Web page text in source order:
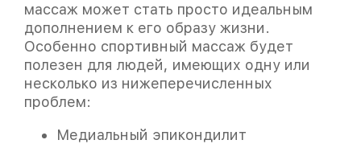
массаж может стать просто идеальным
дополнением к его образу жизни.
Особенно спортивный массаж будет
полезен для людей, имеющих одну или
несколько из нижеперечисленных
проблем:
Медиальный эпикондилит